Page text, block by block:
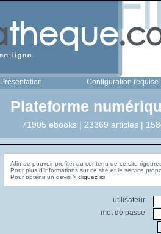
Présentation Configuration requise
Plateforme
71905 ebooks | 23369 articles |
Afin de pouvoir profiter du contenu de ce site
Pour plus d'informations sur ce site et le service
Pour obtenir un devis > cliquez ici
utilisateur
mot de passe